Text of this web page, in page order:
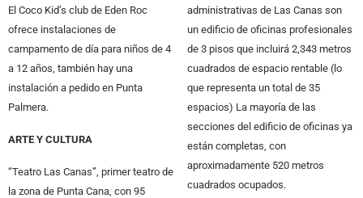
El Coco Kid’s club de Eden Roc
ofrece instalaciones de
campamento de día para niños de 4
a 12 años, también hay una
instalación a pedido en Punta
Palmera.
ARTE Y CULTURA
“Teatro Las Canas”, primer teatro de
la zona de Punta Cana, con 95
administrativas de Las Canas son
un edificio de oficinas profesionales
de 3 pisos que incluirá 2,343 metros
cuadrados de espacio rentable (lo
que representa un total de 35
espacios) La mayoría de las
secciones del edificio de oficinas ya
están completas, con
aproximadamente 520 metros
cuadrados ocupados.